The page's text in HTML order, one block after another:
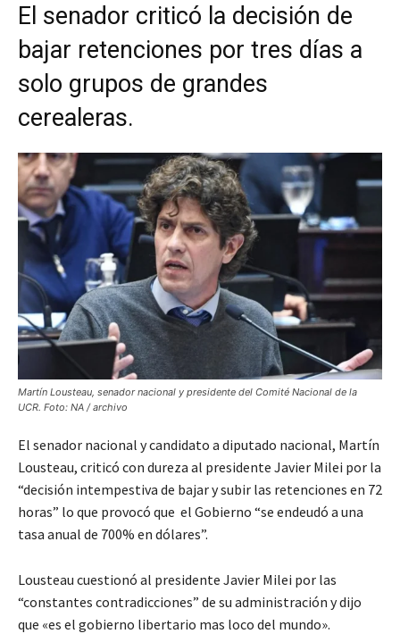
El senador criticó la decisión de
bajar retenciones por tres días a
solo grupos de grandes
cerealeras.
Martín Lousteau, senador nacional y presidente del Comité Nacional de la
UCR. Foto: NA / archivo
El senador nacional y candidato a diputado nacional, Martín
Lousteau, criticó con dureza al presidente Javier Milei por la
“decisión intempestiva de bajar y subir las retenciones en 72
horas” lo que provocó que el Gobierno “se endeudó a una
tasa anual de 700% en dólares”.
Lousteau cuestionó al presidente Javier Milei por las
“constantes contradicciones” de su administración y dijo
que «es el gobierno libertario mas loco del mundo».